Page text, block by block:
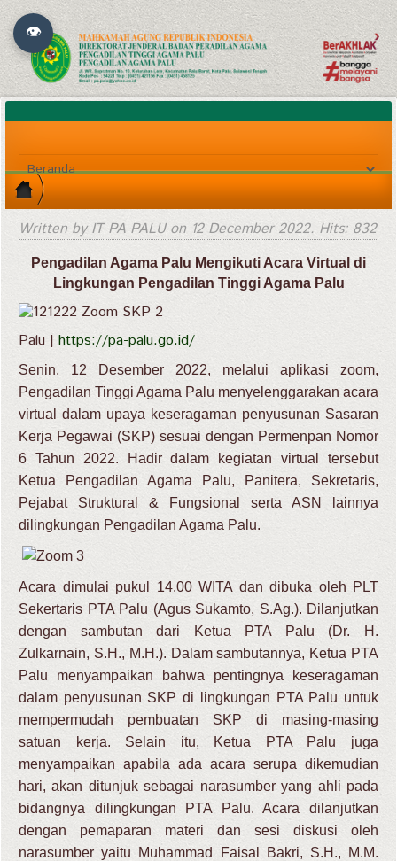
Written by IT PA PALU on 12 December 2022. Hits: 832
Pengadilan Agama Palu Mengikuti Acara Virtual di
Lingkungan Pengadilan Tinggi Agama Palu
Palu | https://pa-palu.go.id/
Senin, 12 Desember 2022, melalui aplikasi zoom,
Pengadilan Tinggi Agama Palu menyelenggarakan acara
virtual dalam upaya keseragaman penyusunan Sasaran
Kerja Pegawai (SKP) sesuai dengan Permenpan Nomor
6 Tahun 2022. Hadir dalam kegiatan virtual tersebut
Ketua Pengadilan Agama Palu, Panitera, Sekretaris,
Pejabat Struktural & Fungsional serta ASN lainnya
dilingkungan Pengadilan Agama Palu.
Acara dimulai pukul 14.00 WITA dan dibuka oleh PLT
Sekertaris PTA Palu (Agus Sukamto, S.Ag.). Dilanjutkan
dengan sambutan dari Ketua PTA Palu (Dr. H.
Zulkarnain, S.H., M.H.). Dalam sambutannya, Ketua PTA
Palu menyampaikan bahwa pentingnya keseragaman
dalam penyusunan SKP di lingkungan PTA Palu untuk
mempermudah pembuatan SKP di masing-masing
satuan kerja. Selain itu, Ketua PTA Palu juga
menyampaikan apabila ada acara serupa dikemudian
hari, akan ditunjuk sebagai narasumber yang ahli pada
bidangnya dilingkungan PTA Palu. Acara dilanjutkan
dengan pemaparan materi dan sesi diskusi oleh
narasumber yaitu Muhammad Faisal Bakri, S.H., M.M.
👁